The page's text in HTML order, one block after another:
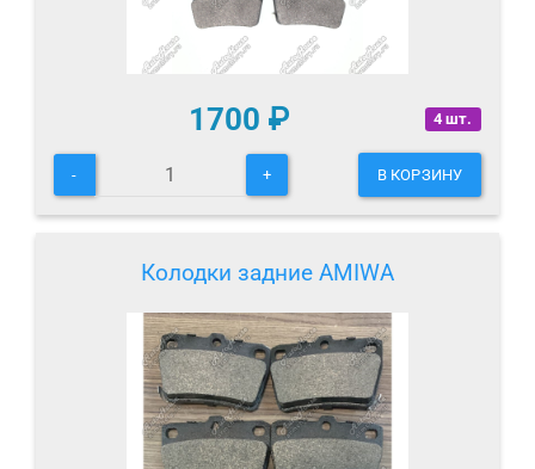
4 шт.
1700 ₽
- + В КОРЗИНУ
Колодки задние AMIWA